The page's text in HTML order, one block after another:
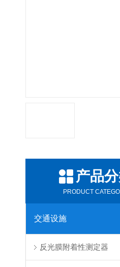
产品
PRODUCT
交通设施
反光膜附着性测定器